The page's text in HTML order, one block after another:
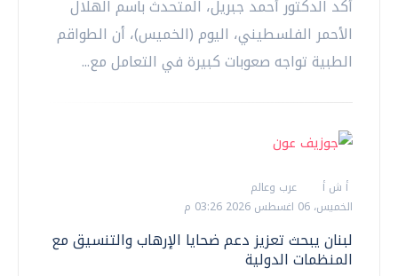
أكد الدكتور أحمد جبريل، المتحدث باسم الهلال
الأحمر الفلسطيني، اليوم (الخميس)، أن الطواقم
الطبية تواجه صعوبات كبيرة في التعامل مع...
أ ش أ
عرب وعالم
الخميس، 06 اغسطس 2026 03:26 م
لبنان يبحث تعزيز دعم ضحايا الإرهاب والتنسيق مع
المنظمات الدولية